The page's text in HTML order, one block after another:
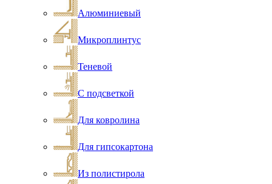
Алюминиевый
Микроплинтус
Теневой
С подсветкой
Для ковролина
Для гипсокартона
Из полистирола